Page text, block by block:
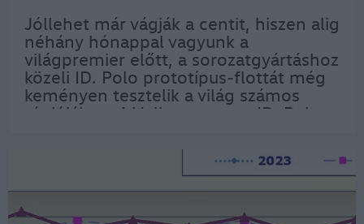
Jóllehet már vágják a centit, hiszen alig
néhány hónappal vagyunk a
világpremier előtt, a sorozatgyártáshoz
közeli ID. Polo prototípus-flottát még
keményen tesztelik a világ számos
régiójában. A Volkswagen az ID. Polo
funkcionalitás, a minőség és a…